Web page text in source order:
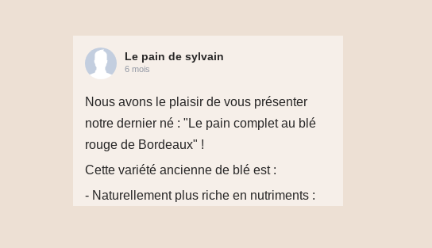
Le pain de sylvain
6 mois
Nous avons le plaisir de vous présenter
notre dernier né : "Le pain complet au blé
rouge de Bordeaux" !
Cette variété ancienne de blé est :
- Naturellement plus riche en nutriments :